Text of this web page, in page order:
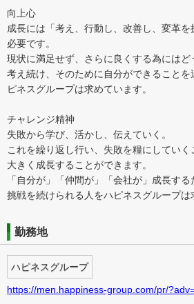
向上心
成長には「考え、行動し、改善し、変革
必要です。
現状に満足せず、さらに良くする為にはど
考え続け、そのために自分ができること
ピネスグループは求めています。
チャレンジ精神
失敗から学び、活かし、伝えていく。
これを繰り返し行い、失敗を糧にしてい
大きく成長することができます。
「自分が」「仲間が」「会社が」成長す
挑戦を続けられる人をハピネスグループは
勤務地
ハピネスグループ
https://men.happiness-group.com/pr/